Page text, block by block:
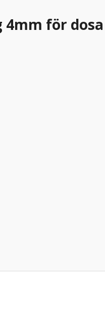
4mm för dosa